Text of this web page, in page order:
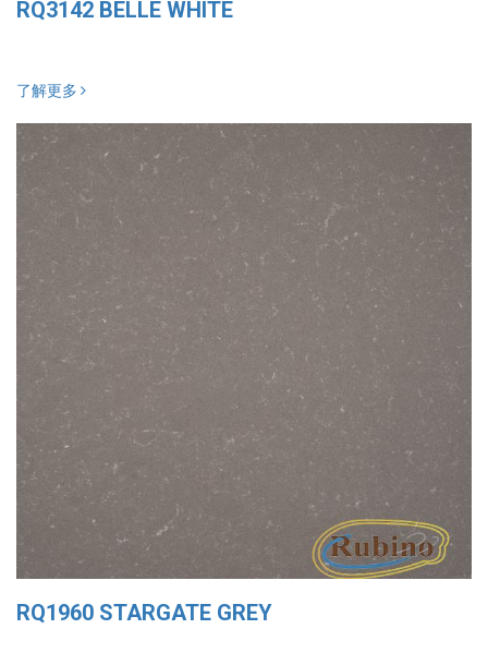
RQ3142 BELLE WHITE
了解更多
RQ1960 STARGATE GREY